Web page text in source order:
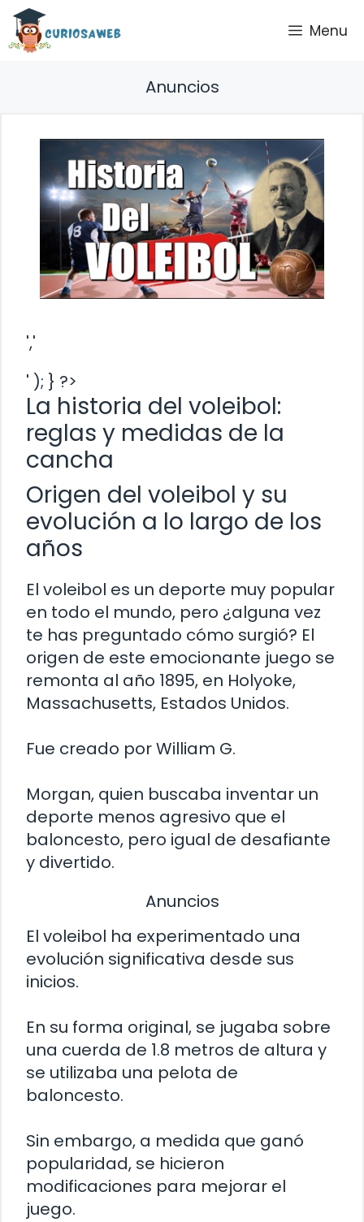
Saltar
contenido
Menu
Anuncios
','
' ); } ?>
La historia del voleibol:
reglas y medidas de la
cancha
Origen del voleibol y su
evolución a lo largo de los
años
El voleibol es un deporte muy popular
en todo el mundo, pero ¿alguna vez
te has preguntado cómo surgió? El
origen de este emocionante juego se
remonta al año 1895, en Holyoke,
Massachusetts, Estados Unidos.
Fue creado por William G.
Morgan, quien buscaba inventar un
deporte menos agresivo que el
baloncesto, pero igual de desafiante
y divertido.
Anuncios
El voleibol ha experimentado una
evolución significativa desde sus
inicios.
En su forma original, se jugaba sobre
una cuerda de 1.8 metros de altura y
se utilizaba una pelota de
baloncesto.
Sin embargo, a medida que ganó
popularidad, se hicieron
modificaciones para mejorar el
juego.